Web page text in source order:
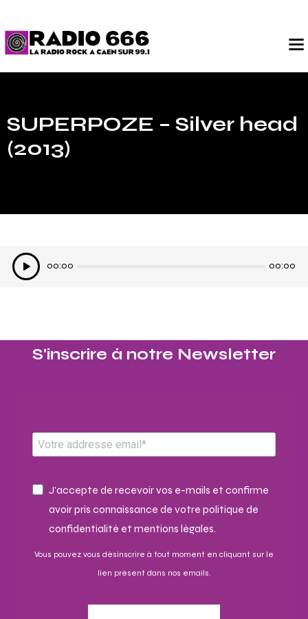
SUPERPOZE – Silver head
(2013)
Lecteur
audio
00:00 00:00
S'inscrire à notre Newsletter​
J'accepte de recevoir vos e-mails et confirme
avoir pris connaissance de votre politique de
confidentialité et mentions légales.
Vous pouvez vous désinscrire à tout moment en cliquant sur le
lien présent dans nos emails.